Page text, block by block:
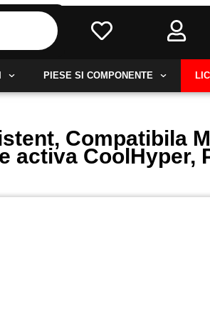
PIESE SI COMPONENTE
Compatibila
activa CoolHyper,